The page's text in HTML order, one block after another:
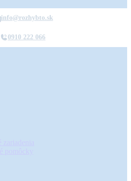
info@rozhybto.sk
0910 222 066